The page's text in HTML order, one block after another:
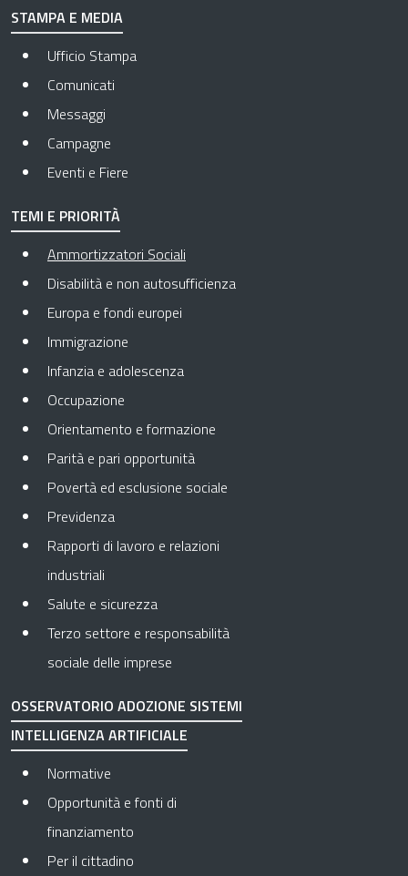
STAMPA E MEDIA
Ufficio Stampa
Comunicati
Messaggi
Campagne
Eventi e Fiere
TEMI E PRIORITÀ
Ammortizzatori Sociali
Disabilità e non autosufficienza
Europa e fondi europei
Immigrazione
Infanzia e adolescenza
Occupazione
Orientamento e formazione
Parità e pari opportunità
Povertà ed esclusione sociale
Previdenza
Rapporti di lavoro e relazioni
industriali
Salute e sicurezza
Terzo settore e responsabilità
sociale delle imprese
OSSERVATORIO ADOZIONE SISTEMI
INTELLIGENZA ARTIFICIALE
Normative
Opportunità e fonti di
finanziamento
Per il cittadino